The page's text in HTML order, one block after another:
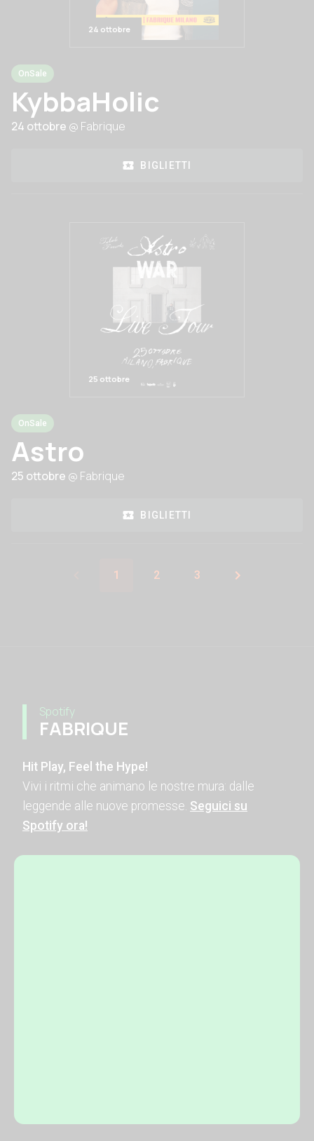
24 ottobre
OnSale
KybbaHolic
24 ottobre @ Fabrique
BIGLIETTI
25 ottobre
OnSale
Astro
25 ottobre @ Fabrique
BIGLIETTI
1 2 3
Spotify
FABRIQUE
Hit Play, Feel the Hype!
Vivi i ritmi che animano le nostre mura: dalle
leggende alle nuove promesse. Seguici su
Spotify ora!